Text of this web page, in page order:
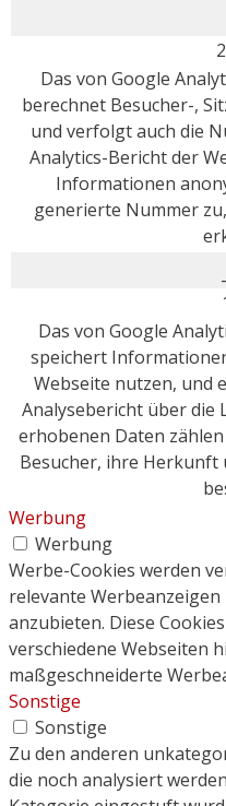
Das von Google
berechnet Besucher-,
und verfolgt auch die
Analytics-Bericht der
Informationen
generierte Nummer
Das von Google
speichert
Webseite nutzen, und
Analysebericht über die
erhobenen Daten
Besucher, ihre Herkunft
Werbung
Werbung
Werbe-Cookies werden
relevante
anzubieten. Diese
verschiedene Webseiten
maßgeschneiderte
Sonstige
Sonstige
Zu den anderen
die noch analysiert